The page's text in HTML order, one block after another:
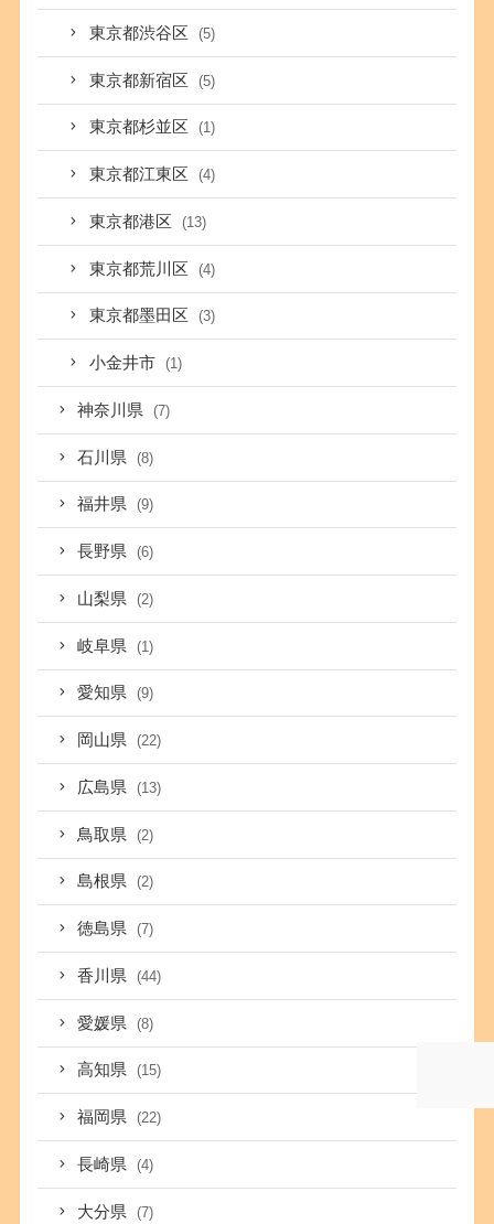
東京都渋谷区 (5)
東京都新宿区 (5)
東京都杉並区 (1)
東京都江東区 (4)
東京都港区 (13)
東京都荒川区 (4)
東京都墨田区 (3)
小金井市 (1)
神奈川県 (7)
石川県 (8)
福井県 (9)
長野県 (6)
山梨県 (2)
岐阜県 (1)
愛知県 (9)
岡山県 (22)
広島県 (13)
鳥取県 (2)
島根県 (2)
徳島県 (7)
香川県 (44)
愛媛県 (8)
高知県 (15)
福岡県 (22)
長崎県 (4)
大分県 (7)